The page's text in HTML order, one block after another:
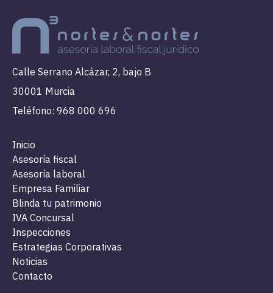
Calle Serrano Alcázar, 2, bajo B
30001 Murcia
Teléfono: 968 000 696
Inicio
Asesoría fiscal
Asesoría laboral
Empresa Familiar
Blinda tu patrimonio
IVA Concursal
Inspecciones
Estrategias Corporativas
Noticias
Contacto